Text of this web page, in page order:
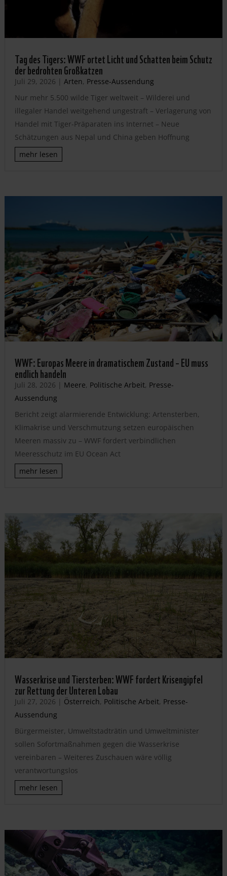
Tag des Tigers: WWF ortet Licht und Schatten beim Schutz
der bedrohten Großkatzen
Juli 29, 2026 | Arten, Presse-Aussendung
Nur mehr 5.500 wilde Tiger weltweit – Wilderei und
illegaler Handel weitgehend ungestraft – Verlagerung von
Handel mit Tiger-Präparaten ins Internet – Neue
Schätzungen aus Nepal und China geben Hoffnung
mehr lesen
WWF: Europas Meere in dramatischem Zustand – EU muss
endlich handeln
Juli 28, 2026 | Meere, Politische Arbeit, Presse-
Aussendung
Bericht zeigt alarmierende Entwicklung: Artensterben,
Klimakrise und Verschmutzung setzen europäischen
Meeren massiv zu – WWF fordert verbindlichen
Meeresschutz im EU Ocean Act
mehr lesen
Wasserkrise und Tiersterben: WWF fordert Krisengipfel
zur Rettung der Unteren Lobau
Juli 27, 2026 | Österreich, Politische Arbeit, Presse-
Aussendung
Bürgermeister, Umweltstadträtin und Umweltminister
sollen Sofortmaßnahmen gegen die Wasserkrise
vereinbaren – Weiteres Zuschauen wäre völlig
verantwortungslos
mehr lesen